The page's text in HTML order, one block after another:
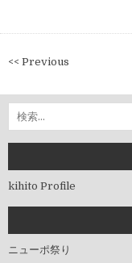
投
ナ
ビ
ゲ
シ
ョ
<< Previous
索:
kihito Profile
ニューポ祭り